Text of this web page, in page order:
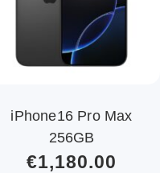
iPhone16 Pro Max
256GB
€1,180.00